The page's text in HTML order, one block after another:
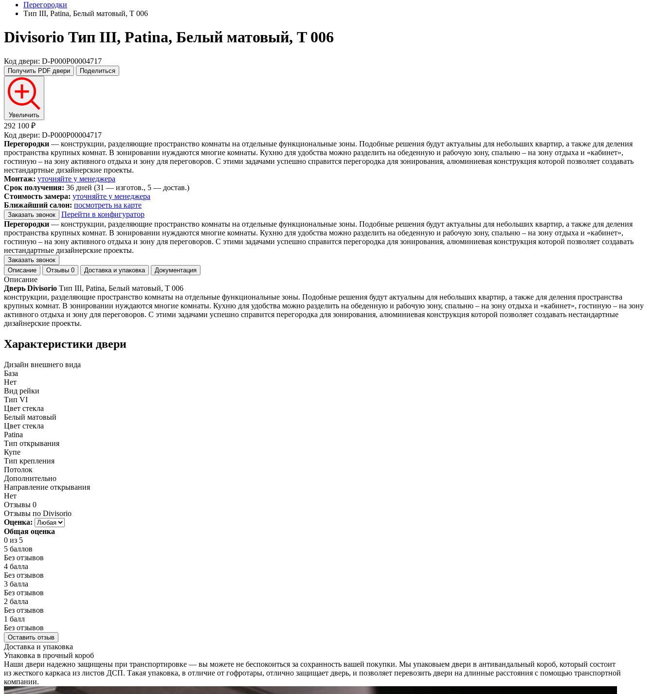
Перегородки
Тип III, Patina, Белый матовый, T 006
Divisorio Тип III, Patina, Белый матовый, T 006
Код двери: D-P000P00004717
Получить PDF двери Поделиться
Увеличить
292 100 ₽
Код двери: D-P000P00004717
Перегородки — конструкции, разделяющие пространство комнаты на отдельные функциональные зоны. Подобные решения будут актуальны для небольших квартир, а также для деления
пространства крупных комнат. В зонировании нуждаются многие комнаты. Кухню для удобства можно разделить на обеденную и рабочую зону, спальню – на зону отдыха и «кабинет»,
гостиную – на зону активного отдыха и зону для переговоров. С этими задачами успешно справится перегородка для зонирования, алюминиевая конструкция которой позволяет создавать
нестандартные дизайнерские проекты.
Монтаж: уточняйте у менеджера
Срок получения: 36 дней (31 — изготов., 5 — достав.)
Стоимость замера: уточняйте у менеджера
Ближайший салон: посмотреть на карте
Заказать звонок
Перейти в конфигуратор
Перегородки — конструкции, разделяющие пространство комнаты на отдельные функциональные зоны. Подобные решения будут актуальны для небольших квартир, а также для деления
пространства крупных комнат. В зонировании нуждаются многие комнаты. Кухню для удобства можно разделить на обеденную и рабочую зону, спальню – на зону отдыха и «кабинет»,
гостиную – на зону активного отдыха и зону для переговоров. С этими задачами успешно справится перегородка для зонирования, алюминиевая конструкция которой позволяет создавать
нестандартные дизайнерские проекты.
Заказать звонок
Описание
Отзывы 0 Доставка и упаковка Документация
Описание
Дверь Divisorio Тип III, Patina, Белый матовый, T 006
конструкции, разделяющие пространство комнаты на отдельные функциональные зоны. Подобные решения будут актуальны для небольших квартир, а также для деления пространства
крупных комнат. В зонировании нуждаются многие комнаты. Кухню для удобства можно разделить на обеденную и рабочую зону, спальню – на зону отдыха и «кабинет», гостиную – на зону
активного отдыха и зону для переговоров. С этими задачами успешно справится перегородка для зонирования, алюминиевая конструкция которой позволяет создавать нестандартные
дизайнерские проекты.
Характеристики двери
Дизайн внешнего вида
База
Нет
Вид рейки
Тип VI
Цвет стекла
Белый матовый
Цвет стекла
Patina
Тип открывания
Купе
Тип крепления
Потолок
Дополнительно
Направление открывания
Нет
Отзывы 0
Отзывы по Divisorio
Оценка:
Общая оценка
0 из 5
5 баллов
Без отзывов
4 балла
Без отзывов
3 балла
Без отзывов
2 балла
Без отзывов
1 балл
Без отзывов
Оставить отзыв
Доставка и упаковка
Упаковка в прочный короб
Наши двери надежно защищены при транспортировке — вы можете не беспокоиться за сохранность вашей покупки. Мы упаковыем двери в антивандальный короб, который состоит
из жесткого каркаса из листов ДСП. Такая упаковка, в отличие от гофротары, отлично защищает дверь, и позволяет перевозить двери на длинные расстояния с помощью транспортной
компании.